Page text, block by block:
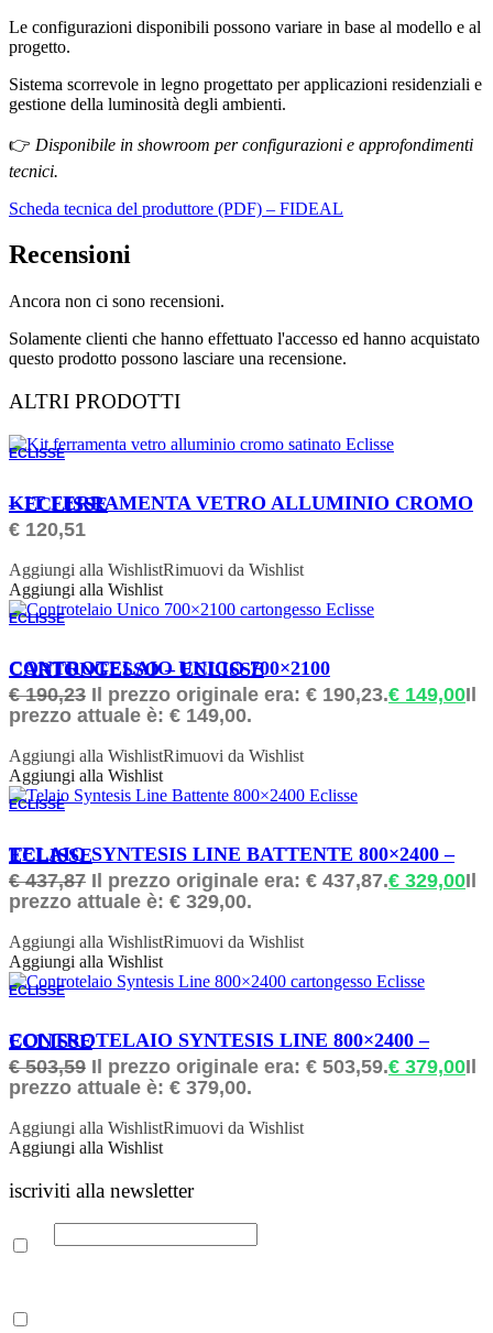
Le configurazioni disponibili possono variare in base al modello e al
progetto.
Sistema scorrevole in legno progettato per applicazioni residenziali e
gestione della luminosità degli ambienti.
👉 Disponibile in showroom per configurazioni e approfondimenti
tecnici.
Scheda tecnica del produttore (PDF) – FIDEAL
Recensioni
Ancora non ci sono recensioni.
Solamente clienti che hanno effettuato l'accesso ed hanno acquistato
questo prodotto possono lasciare una recensione.
ALTRI PRODOTTI
ECLISSE
ORDINABILE
KIT FERRAMENTA VETRO ALLUMINIO CROMO – ECLISSE
€ 120,51
Aggiungi alla WishlistRimuovi da Wishlist
Aggiungi alla Wishlist
ECLISSE
ORDINABILE
CONTROTELAIO UNICO 700×2100 CARTONGESSO – ECLISSE
€190,23 Il prezzo originale era: € 190,23.€ 149,00Il
prezzo attuale è: € 149,00.
Aggiungi alla WishlistRimuovi da Wishlist
Aggiungi alla Wishlist
ECLISSE
ORDINABILE
TELAIO SYNTESIS LINE BATTENTE 800×2400 – ECLISSE
€437,87 Il prezzo originale era: € 437,87.€ 329,00Il
prezzo attuale è: € 329,00.
Aggiungi alla WishlistRimuovi da Wishlist
Aggiungi alla Wishlist
ECLISSE
ORDINABILE
CONTROTELAIO SYNTESIS LINE 800×2400 – ECLISSE
€503,59 Il prezzo originale era: € 503,59.€ 379,00Il
prezzo attuale è: € 379,00.
Aggiungi alla WishlistRimuovi da Wishlist
Aggiungi alla Wishlist
iscriviti alla newsletter